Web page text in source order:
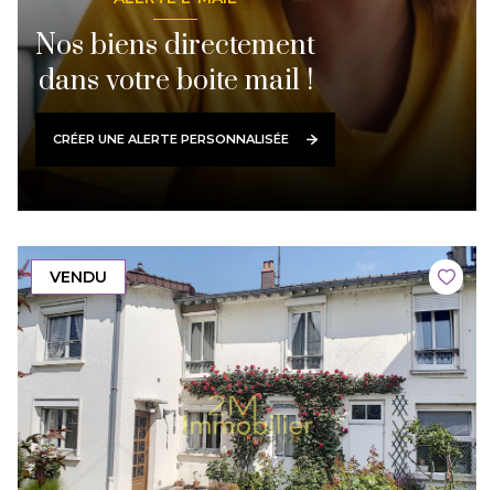
Nos biens directement
dans votre boite mail !
CRÉER UNE ALERTE PERSONNALISÉE
VENDU